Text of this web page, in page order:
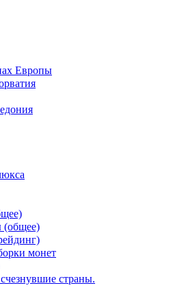
Европы
(общее)
монет
страны.